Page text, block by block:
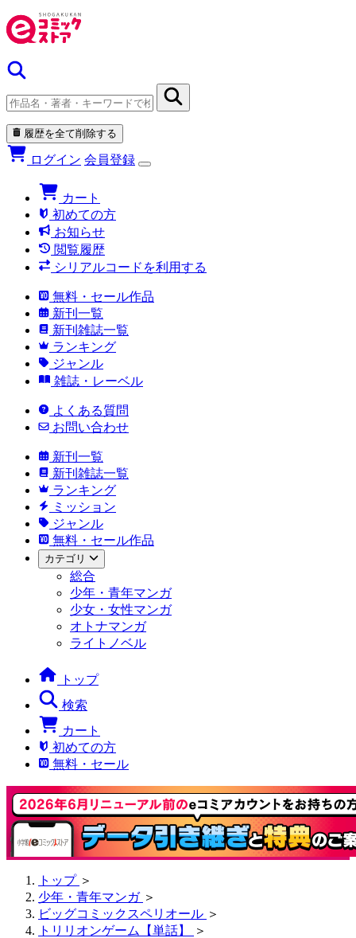
履歴を全て削除する
ログイン 会員登録
カート
初めての方
お知らせ
閲覧履歴
シリアルコードを利用する
無料・セール作品
新刊一覧
新刊雑誌一覧
ランキング
ジャンル
雑誌・レーベル
よくある質問
お問い合わせ
新刊一覧
新刊雑誌一覧
ランキング
ミッション
ジャンル
無料・セール作品
カテゴリ
総合
少年・青年マンガ
少女・女性マンガ
オトナマンガ
ライトノベル
トップ
検索
カート
初めての方
無料・セール
トップ ＞
少年・青年マンガ ＞
ビッグコミックスペリオール ＞
トリリオンゲーム【単話】
＞